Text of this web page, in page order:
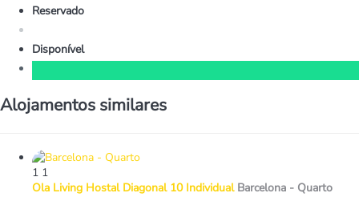
Reservado
Disponível
Alojamentos similares
1 1
Ola Living Hostal Diagonal 10 Individual Barcelona - Quarto